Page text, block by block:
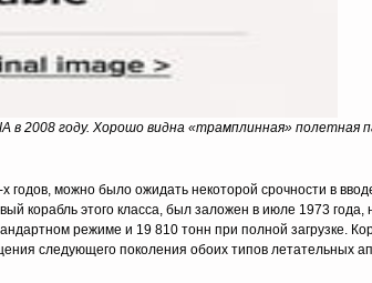
в 2008 году. Хорошо видна «трамплинная» полетная
можно было ожидать некоторой срочности в
корабль этого класса, был заложен в июле 1973 года,
режиме и 19 810 тонн при полной загрузке.
следующего поколения обоих типов летательных